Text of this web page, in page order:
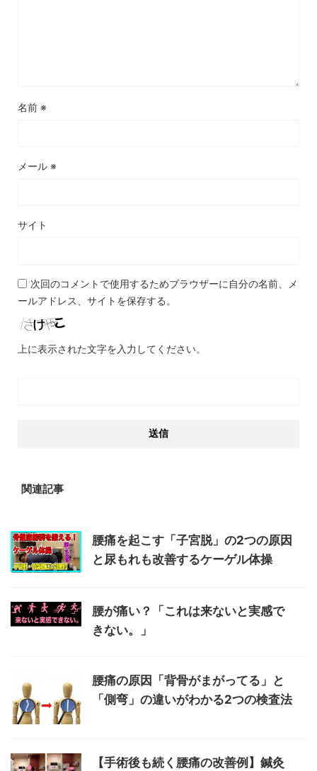
名前 ※
メール ※
サイト
次回のコメントで使用するためブラウザーに自分の名前、メ
ールアドレス、サイトを保存する。
上に表示された文字を入力してください。
関連記事
腰痛を起こす「子宮脱」の2つの原因
と尿もれも改善するケーゲル体操
腰が痛い？「これは来ないと実感で
きない。」
腰痛の原因「背骨がまがってる」と
「側弯」の違いがわかる2つの検査法
【手術後も続く腰痛の改善例】鍼灸